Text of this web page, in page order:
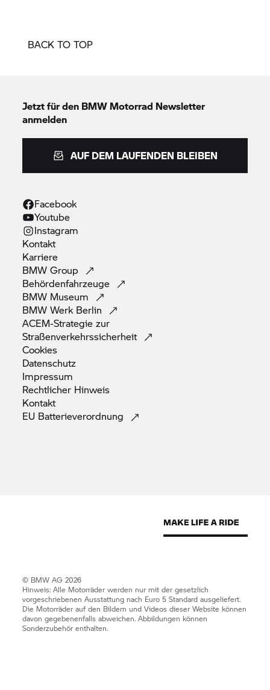
BACK TO TOP
Jetzt für den BMW Motorrad Newsletter
anmelden
AUF DEM LAUFENDEN BLEIBEN
Facebook
Youtube
Instagram
Kontakt
Karriere
BMWGroup
Behördenfahrzeuge
BMW Museum
BMW Werk Berlin
ACEM-Strategie zur
Straßenverkehrssicherheit
Cookies
Datenschutz
Impressum
Rechtlicher Hinweis
Kontakt
EU Batterieverordnung
© BMW AG 2026
Hinweis: Alle Motorräder werden nur mit der gesetzlich
vorgeschriebenen Ausstattung nach Euro 5 Standard ausgeliefert.
Die Motorräder auf den Bildern und Videos dieser Website können
davon gegebenenfalls abweichen. Abbildungen können
Sonderzubehör enthalten.